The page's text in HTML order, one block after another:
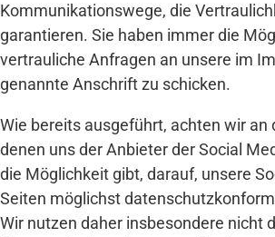
Kommunikationswege, die
garantieren. Sie haben immer die
vertrauliche Anfragen an unsere im
genannte Anschrift zu schicken.
Wie bereits ausgeführt, achten wir an
denen uns der Anbieter der Social
die Möglichkeit gibt, darauf, unsere
Seiten möglichst
Wir nutzen daher insbesondere nicht